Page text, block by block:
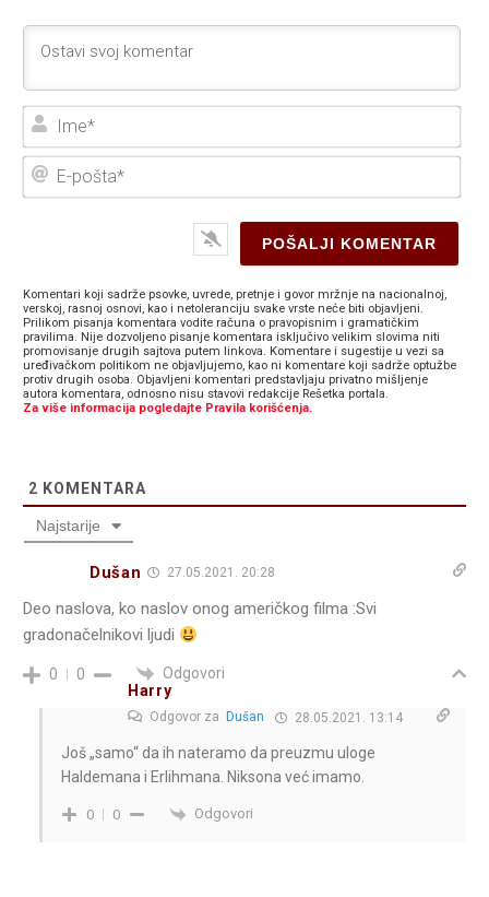
E-
Komentari koji sadrže psovke, uvrede, pretnje i govor mržnje na nacionalnoj,
verskoj, rasnoj osnovi, kao i netoleranciju svake vrste neće biti objavljeni.
Prilikom pisanja komentara vodite računa o pravopisnim i gramatičkim
pravilima. Nije dozvoljeno pisanje komentara isključivo velikim slovima niti
promovisanje drugih sajtova putem linkova. Komentare i sugestije u vezi sa
uređivačkom politikom ne objavljujemo, kao ni komentare koji sadrže optužbe
protiv drugih osoba. Objavljeni komentari predstavljaju privatno mišljenje
autora komentara, odnosno nisu stavovi redakcije Rešetka portala.
Za više informacija pogledajte Pravila korišćenja.
2 KOMENTARA
Najstarije
Dušan 27.05.2021. 20:28
Deo naslova, ko naslov onog američkog filma :Svi
gradonačelnikovi ljudi
0 0
Odgovori
Harry
Odgovor za Dušan 28.05.2021. 13:14
Još „samo“ da ih nateramo da preuzmu uloge
Haldemana i Erlihmana. Niksona već imamo.
0 0 Odgovori